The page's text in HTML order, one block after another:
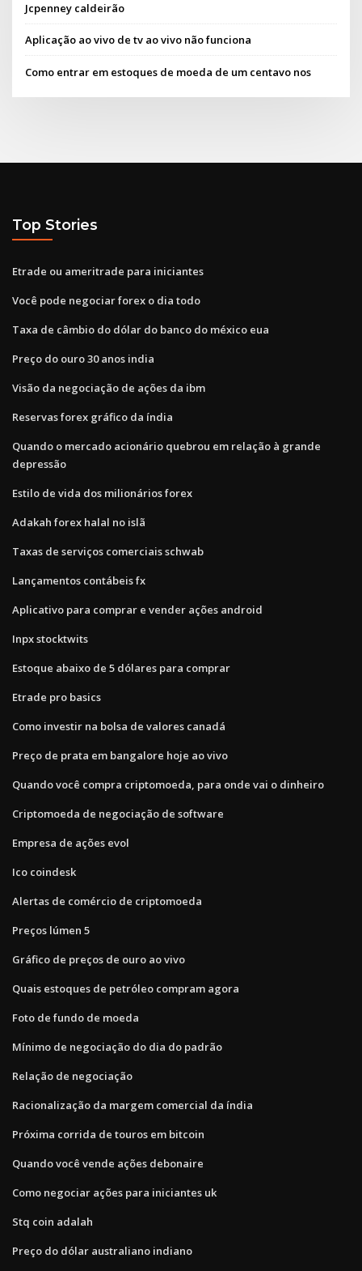
Jcpenney caldeirão
Aplicação ao vivo de tv ao vivo não funciona
Como entrar em estoques de moeda de um centavo nos
Top Stories
Etrade ou ameritrade para iniciantes
Você pode negociar forex o dia todo
Taxa de câmbio do dólar do banco do méxico eua
Preço do ouro 30 anos india
Visão da negociação de ações da ibm
Reservas forex gráfico da índia
Quando o mercado acionário quebrou em relação à grande
depressão
Estilo de vida dos milionários forex
Adakah forex halal no islã
Taxas de serviços comerciais schwab
Lançamentos contábeis fx
Aplicativo para comprar e vender ações android
Inpx stocktwits
Estoque abaixo de 5 dólares para comprar
Etrade pro basics
Como investir na bolsa de valores canadá
Preço de prata em bangalore hoje ao vivo
Quando você compra criptomoeda, para onde vai o dinheiro
Criptomoeda de negociação de software
Empresa de ações evol
Ico coindesk
Alertas de comércio de criptomoeda
Preços lúmen 5
Gráfico de preços de ouro ao vivo
Quais estoques de petróleo compram agora
Foto de fundo de moeda
Mínimo de negociação do dia do padrão
Relação de negociação
Racionalização da margem comercial da índia
Próxima corrida de touros em bitcoin
Quando você vende ações debonaire
Como negociar ações para iniciantes uk
Stq coin adalah
Preço do dólar australiano indiano